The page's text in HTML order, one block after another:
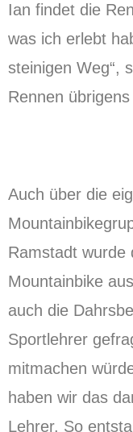
Ian findet die
was ich erlebt
steinigen Weg“,
Rennen
Auch über die
Ramstadt wurde
Mountainbike
auch die
Sportlehrer
mitmachen
haben wir das
Lehrer. So